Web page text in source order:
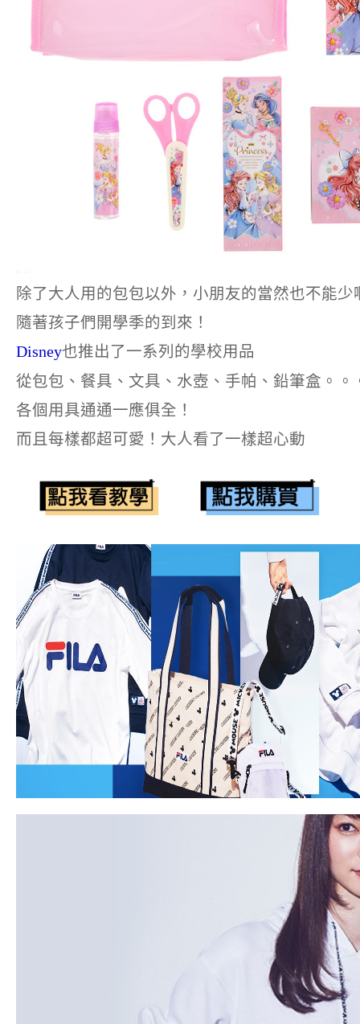
除了大人用的包包以外，小朋友的當然也不能少
隨著孩子們開學季的到來！
Disney也推出了一系列的學校用品
從包包、餐具、文具、水壺、手帕、鉛筆盒。。
各個用具通通一應俱全！
而且每樣都超可愛！大人看了一樣超心動